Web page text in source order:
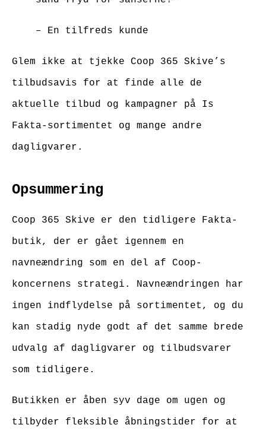
– En tilfreds kunde
Glem ikke at tjekke Coop 365 Skive’s
tilbudsavis for at finde alle de
aktuelle tilbud og kampagner på Is
Fakta-sortimentet og mange andre
dagligvarer.
Opsummering
Coop 365 Skive er den tidligere Fakta-
butik, der er gået igennem en
navneændring som en del af Coop-
koncernens strategi. Navneændringen har
ingen indflydelse på sortimentet, og du
kan stadig nyde godt af det samme brede
udvalg af dagligvarer og tilbudsvarer
som tidligere.
Butikken er åben syv dage om ugen og
tilbyder fleksible åbningstider for at